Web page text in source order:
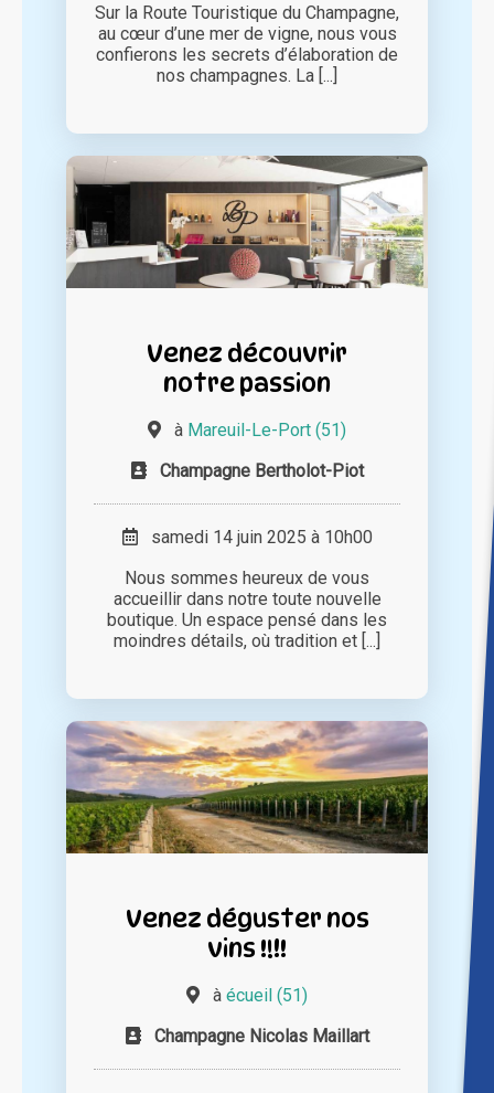
Sur la Route Touristique du Champagne,
au cœur d’une mer de vigne, nous vous
confierons les secrets d’élaboration de
nos champagnes. La [...]
Venez découvrir
notre passion
à Mareuil-Le-Port (51)
Champagne Bertholot-Piot
samedi 14 juin 2025 à 10h00
Nous sommes heureux de vous
accueillir dans notre toute nouvelle
boutique. Un espace pensé dans les
moindres détails, où tradition et [...]
Venez déguster nos
vins !!!!
à écueil (51)
Champagne Nicolas Maillart